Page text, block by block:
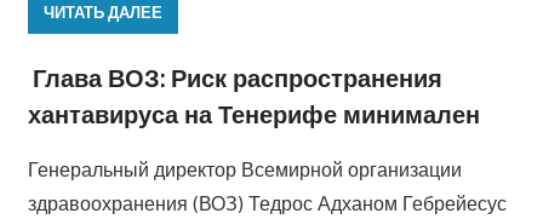
ЧИТАТЬ ДАЛЕЕ
Глава ВОЗ: Риск распространения
хантавируса на Тенерифе минимален
Генеральный директор Всемирной организации
здравоохранения (ВОЗ) Тедрос Адханом Гебрейесус